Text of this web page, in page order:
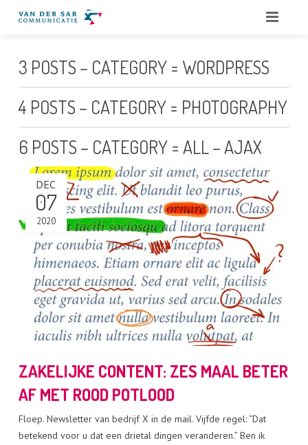
DIENSTEN
QUOTES
PORTFOLIO
BLOG
CONTACT
3 POSTS – CATEGORY = WORDPRESS
4 POSTS – CATEGORY = PHOTOGRAPHY
6 POSTS – CATEGORY = ALL – AJAX
ZAKELIJKE CONTENT: ZES MAAL BETER
AF MET ROOD POTLOOD
DEC
07
2020
Floep. Newsletter van bedrijf X in de mail. Vijfde regel: “Dat
betekend voor u dat een drietal dingen veranderen.” Ben ik